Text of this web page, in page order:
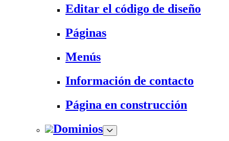
Editar el código de diseño
Páginas
Menús
Información de contacto
Página en construcción
Dominios